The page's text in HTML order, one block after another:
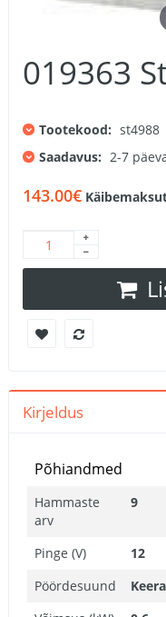
019363
Tootekood: st4988
Saadavus: 2-7
143.00€
Kirjeldus
Põhiandmed
Hammaste
arv
9
Pinge (V)
12
Pöördesuund